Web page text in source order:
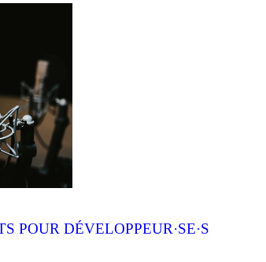
POUR DÉVELOPPEUR·SE·S